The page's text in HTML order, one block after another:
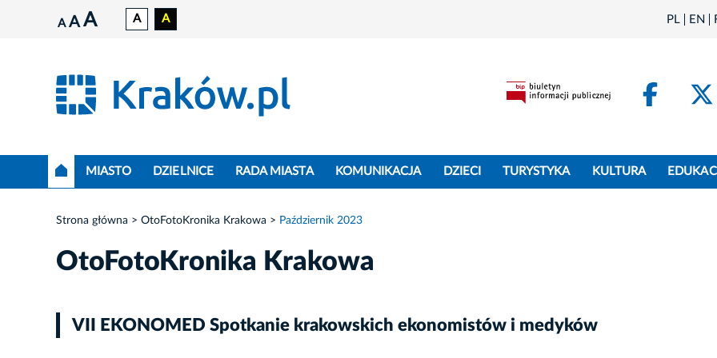
A A A A A PL EN
MIASTO DZIELNICE RADA MIASTA KOMUNIKACJA DZIECI TURYSTYKA KULTURA
Strona główna OtoFotoKronika Krakowa Październik 2023
OtoFotoKronika Krakowa
VII EKONOMED Spotkanie krakowskich ekonomistów i medyków